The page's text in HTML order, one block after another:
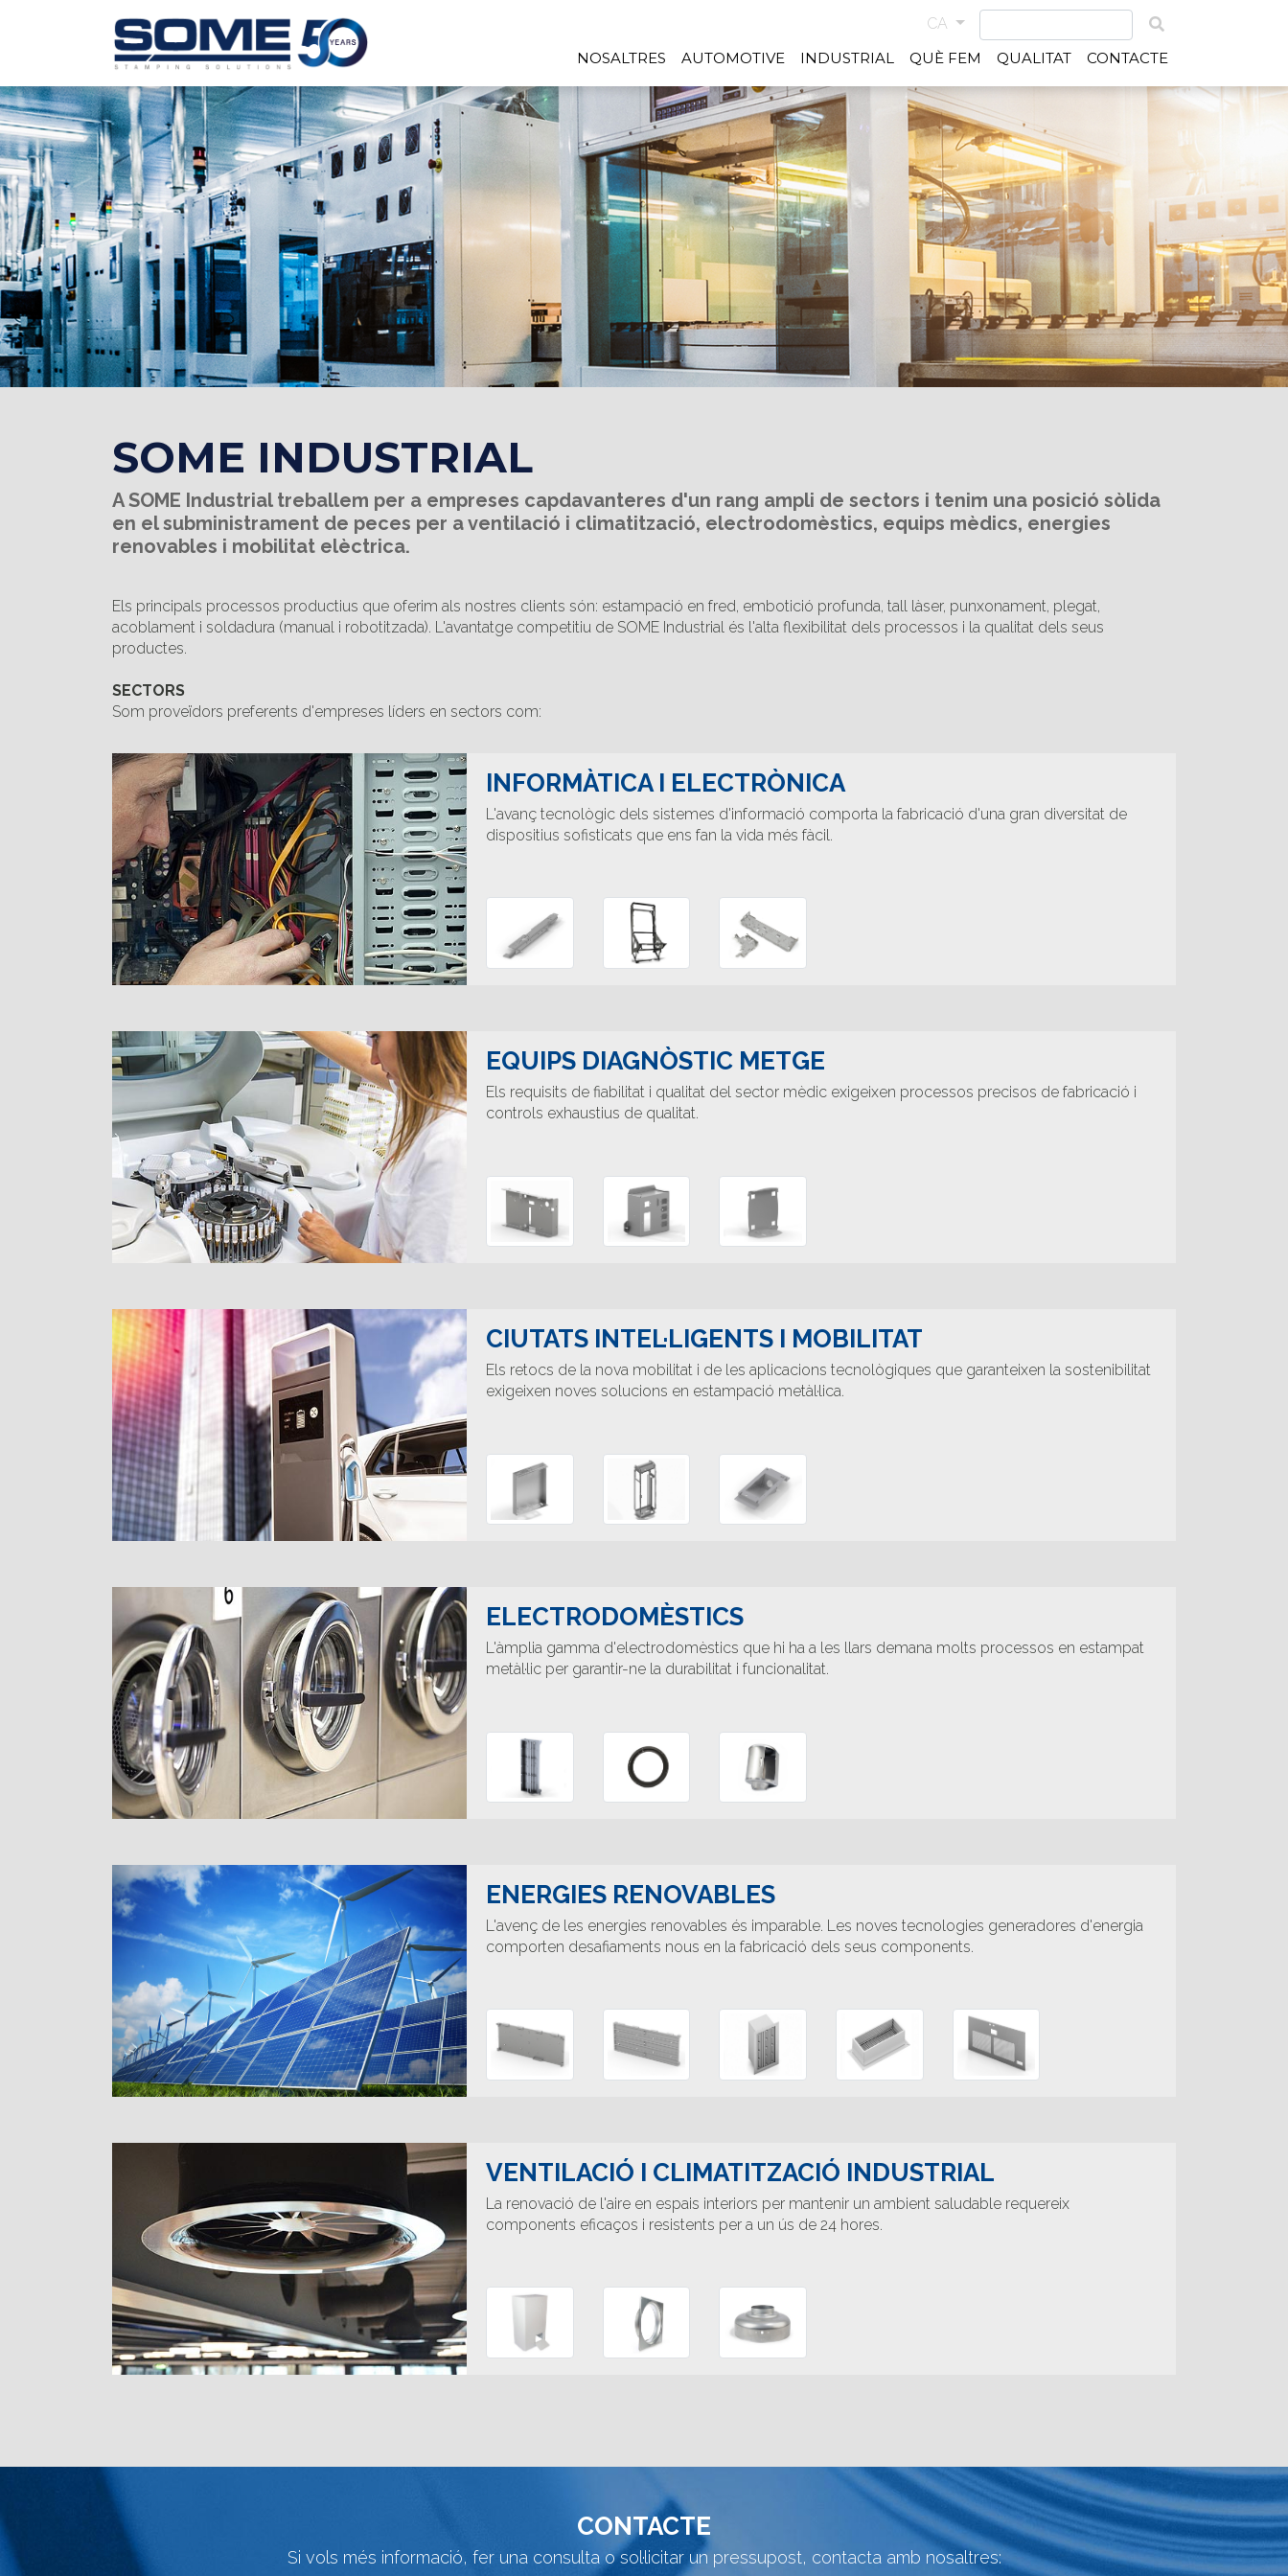
CA
NOSALTRES
AUTOMOTIVE INDUSTRIAL QUÈ FEM QUALITAT CONTACTE
SOME INDUSTRIAL
A SOME Industrial treballem per a empreses capdavanteres d'un rang ampli de sectors i tenim una posició sòlida
en el subministrament de peces per a ventilació i climatització, electrodomèstics, equips mèdics, energies
renovables i mobilitat elèctrica.
Els principals processos productius que oferim als nostres clients són: estampació en fred, embotició profunda, tall làser, punxonament, plegat,
acoblament i soldadura (manual i robotitzada). L'avantatge competitiu de SOME Industrial és l'alta flexibilitat dels processos i la qualitat dels seus
productes.
SECTORS
Som proveïdors preferents d'empreses líders en sectors com:
INFORMÀTICA I ELECTRÒNICA
L'avanç tecnològic dels sistemes d'informació comporta la fabricació d'una gran diversitat de
dispositius sofisticats que ens fan la vida més fàcil.
EQUIPS DIAGNÒSTIC METGE
Els requisits de fiabilitat i qualitat del sector mèdic exigeixen processos precisos de fabricació i
controls exhaustius de qualitat.
CIUTATS INTEL·LIGENTS I MOBILITAT
Els retocs de la nova mobilitat i de les aplicacions tecnològiques que garanteixen la sostenibilitat
exigeixen noves solucions en estampació metàl·lica.
ELECTRODOMÈSTICS
L'àmplia gamma d'electrodomèstics que hi ha a les llars demana molts processos en estampat
metàl·lic per garantir-ne la durabilitat i funcionalitat.
ENERGIES RENOVABLES
L'avenç de les energies renovables és imparable. Les noves tecnologies generadores d'energia
comporten desafiaments nous en la fabricació dels seus components.
VENTILACIÓ I CLIMATITZACIÓ INDUSTRIAL
La renovació de l'aire en espais interiors per mantenir un ambient saludable requereix
components eficaços i resistents per a un ús de 24 hores.
CONTACTE
Si vols més informació, fer una consulta o sol·licitar un pressupost, contacta amb nosaltres: